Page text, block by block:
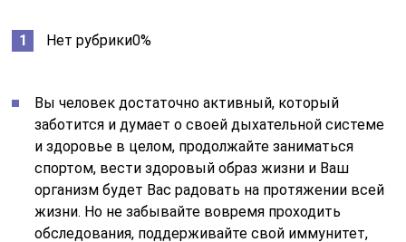
Нет рубрики0%
Вы человек достаточно активный, который
заботится и думает о своей дыхательной системе
и здоровье в целом, продолжайте заниматься
спортом, вести здоровый образ жизни и Ваш
организм будет Вас радовать на протяжении всей
жизни. Но не забывайте вовремя проходить
обследования, поддерживайте свой иммунитет,